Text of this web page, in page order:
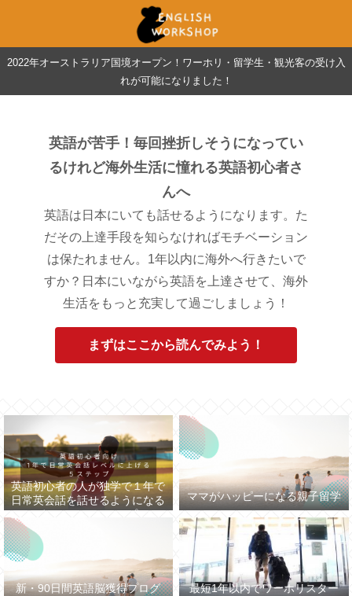
2022年オーストラリア国境オープン！ワーホリ・留学生・観光客の受け入
れが可能になりました！
英語が苦手！毎回挫折しそうになってい
るけれど海外生活に憧れる英語初心者さ
んへ
英語は日本にいても話せるようになります。た
だその上達手段を知らなければモチベーション
は保たれません。1年以内に海外へ行きたいで
すか？日本にいながら英語を上達させて、海外
生活をもっと充実して過ごしましょう！
まずはここから読んでみよう！
英語初心者の人が独学で１年で
日常英会話を話せるようになる
まで５つのステップ
ママがハッピーになる親子留学
新・90日間英語脳獲得プログ
最短1年以内でワーホリスター